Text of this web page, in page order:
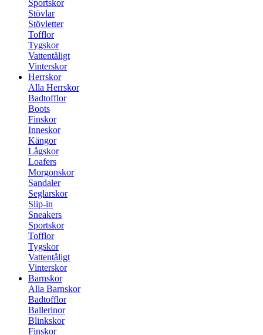
Sportskor
Stövlar
Stövletter
Tofflor
Tygskor
Vattentåligt
Vinterskor
Herrskor
Alla Herrskor
Badtofflor
Boots
Finskor
Inneskor
Kängor
Lågskor
Loafers
Morgonskor
Sandaler
Seglarskor
Slip-in
Sneakers
Sportskor
Tofflor
Tygskor
Vattentåligt
Vinterskor
Barnskor
Alla Barnskor
Badtofflor
Ballerinor
Blinkskor
Finskor